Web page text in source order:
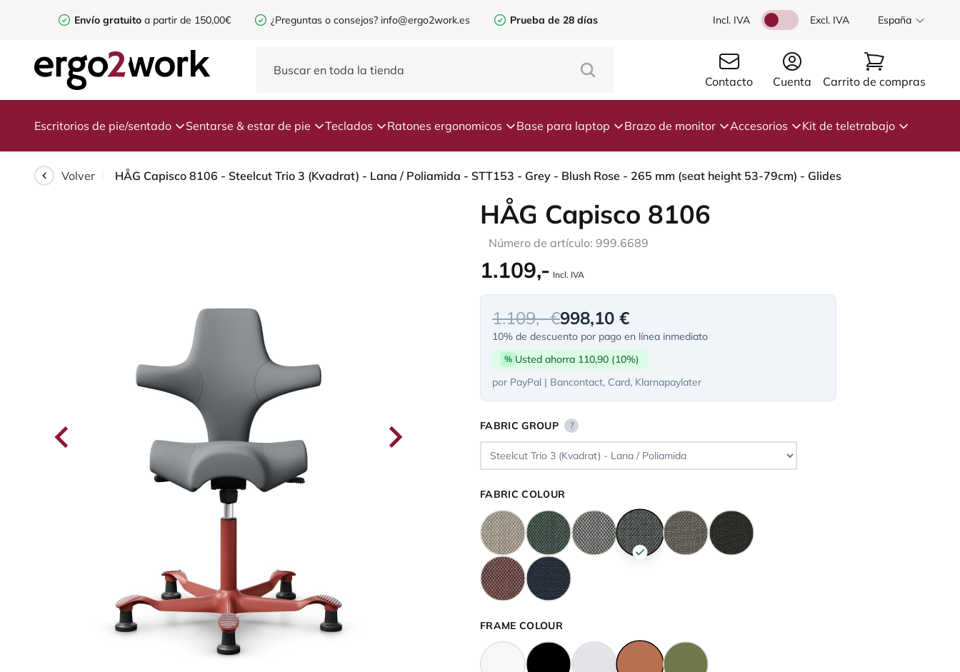
Envío gratuito a partir de 150,00€ ¿Preguntas o consejos? info@ergo2work.es Prueba de 28 días Incl. IVA Excl. IVA España
Contacto Cuenta Carrito de compras
Escritorios de pie/sentado Sentarse & estar de pie Teclados Ratones ergonomicos Base para laptop Brazo de monitor Accesorios Kit de teletrabajo
Volver HÅG Capisco 8106 - Steelcut Trio 3 (Kvadrat) - Lana / Poliamida - STT153 - Grey - Blush Rose - 265 mm (seat height 53-79cm) - Glides
HÅG Capisco 8106
Número de artículo: 999.6689
1.109,- Incl. IVA
1.109,- €998,10 €
10% de descuento por pago en línea inmediato
% Usted ahorra 110,90 (10%)
por PayPal | Bancontact, Card, Klarnapaylater
FABRIC GROUP ?
FABRIC COLOUR
FRAME COLOUR